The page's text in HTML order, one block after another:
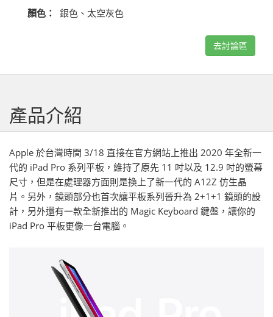
顏色：
銀色、太空灰色
去討論區
產品介紹
Apple 於台灣時間 3/18 直接在官方網站上推出 2020 年全新一
代的 iPad Pro 系列平板，維持了原先 11 吋以及 12.9 吋的螢幕
尺寸，但是在處理器方面則是換上了新一代的 A12Z 仿生晶
片。另外，鏡頭部分也首次讓平板系列晉升為 2+1+1 鏡頭的設
計，另外還有一款全新推出的 Magic Keyboard 鍵盤，讓你的
iPad Pro 平板更像一台電腦。